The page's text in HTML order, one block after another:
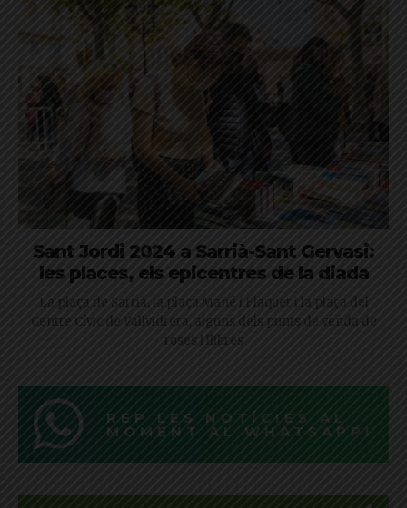
Sant Jordi 2024 a Sarrià-Sant Gervasi:
les places, els epicentres de la diada
La plaça de Sarrià, la plaça Mañé i Flaquer i la plaça del
Centre Cívic de Vallvidrera, alguns dels punts de venda de
roses i llibres
REP LES NOTÍCIES AL
MOMENT AL WHATSAPP!